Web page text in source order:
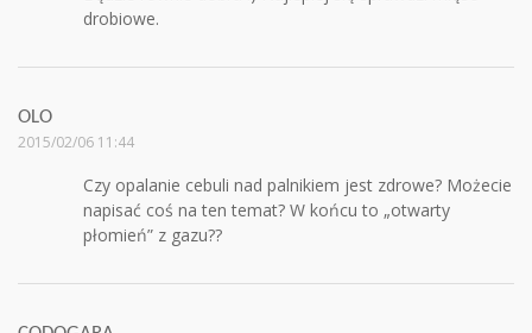
drobiowe.
OLO
2015/02/06 11:44
Czy opalanie cebuli nad palnikiem jest zdrowe? Możecie
napisać coś na ten temat? W końcu to „otwarty
płomień” z gazu??